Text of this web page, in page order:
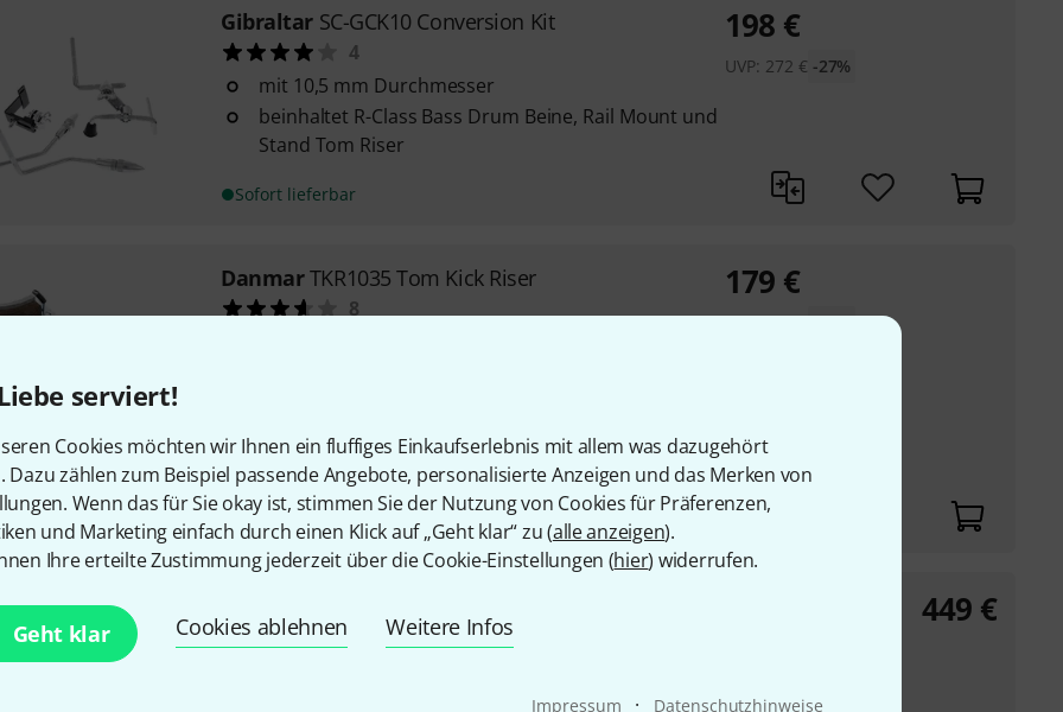
serviert!
Cookies möchten wir Ihnen ein fluffiges Einkaufserlebnis mit allem was dazugehört
Dazu zählen zum Beispiel passende Angebote, personalisierte Anzeigen und das Merken von
Wenn das für Sie okay ist, stimmen Sie der Nutzung von Cookies für Präferenzen,
und Marketing einfach durch einen Klick auf „Geht klar“ zu (alle anzeigen).
Ihre erteilte Zustimmung jederzeit über die Cookie-Einstellungen (hier) widerrufen.
Geht klar Cookies ablehnen Weitere Infos
Impressum · Datenschutzhinweise
Gibraltar SC-GCK10 Conversion Kit
4
mit 10,5 mm Durchmesser
beinhaltet R-Class Bass Drum Beine, Rail Mount und
Stand Tom Riser
Sofort lieferbar
198 €
UVP: 272 € -27%
DanmarTKR1035 Tom Kick Riser
8
geeignet
einstellbar bis 18" Tiefe
Sofort lieferbar
179 €
UVP:219 € -18%
449 €